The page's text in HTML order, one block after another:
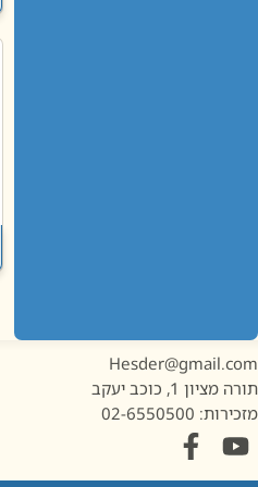
1, כוכב יעקב
02-6550500